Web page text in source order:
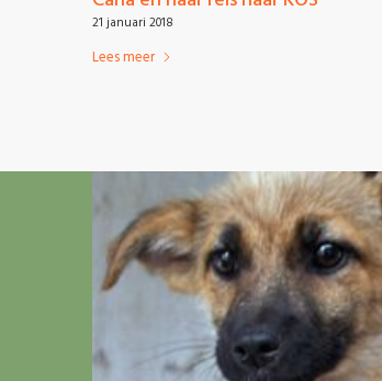
21 januari 2018
Lees meer